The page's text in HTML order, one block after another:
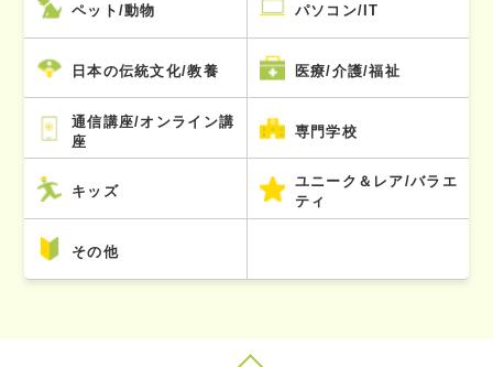
ペット/動物 パソコン/IT
日本の伝統文化/教養 医療/介護/福祉
通信講座/オンライン講
座
専門学校
キッズ
ユニーク＆レア/バラエ
ティ
その他